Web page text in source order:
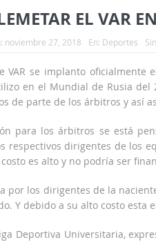
EL VAR
noviembre 27, 2018 En: Deportes
VAR se implanto
en el Mundial de Rusia
de parte de los árbitros y así
para los árbitros se está
respectivos dirigentes de los
es alto y no podría ser
por los dirigentes de la
Y debido a su alto costo esta
Deportiva Universitaria,